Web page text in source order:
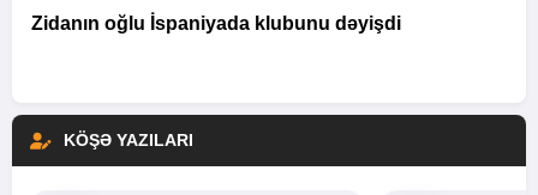
Zidanın oğlu İspaniyada klubunu dəyişdi
KÖŞƏ YAZILARI